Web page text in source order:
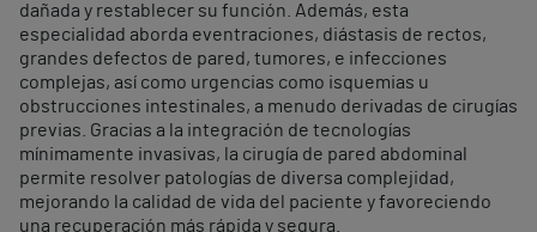
dañada y restablecer su función. Además, esta
especialidad aborda eventraciones, diástasis de rectos,
grandes defectos de pared, tumores, e infecciones
complejas, así como urgencias como isquemias u
obstrucciones intestinales, a menudo derivadas de cirugías
previas. Gracias a la integración de tecnologías
mínimamente invasivas, la cirugía de pared abdominal
permite resolver patologías de diversa complejidad,
mejorando la calidad de vida del paciente y favoreciendo
una recuperación más rápida y segura.